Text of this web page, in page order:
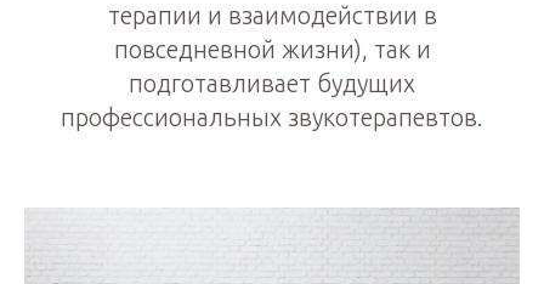
терапии и взаимодействии в
повседневной жизни), так и
подготавливает будущих
профессиональных звукотерапевтов.